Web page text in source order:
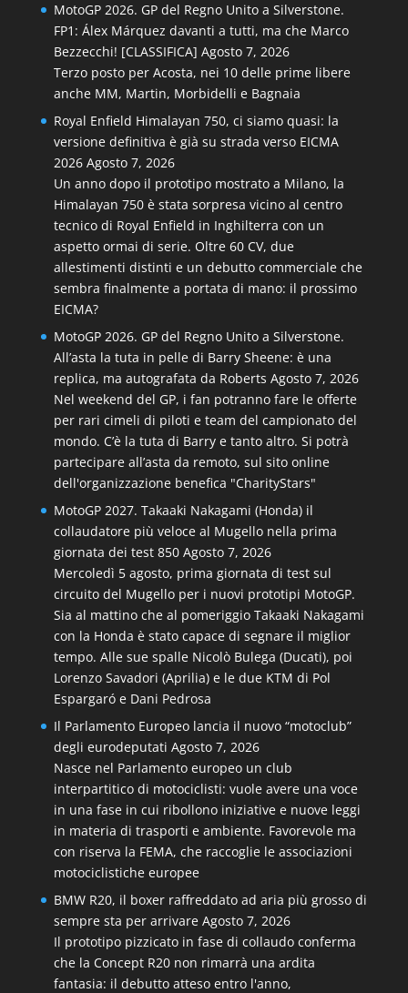
MotoGP 2026. GP del Regno Unito a Silverstone.
FP1: Álex Márquez davanti a tutti, ma che Marco
Bezzecchi! [CLASSIFICA] Agosto 7, 2026
Terzo posto per Acosta, nei 10 delle prime libere
anche MM, Martin, Morbidelli e Bagnaia
Royal Enfield Himalayan 750, ci siamo quasi: la
versione definitiva è già su strada verso EICMA
2026 Agosto 7, 2026
Un anno dopo il prototipo mostrato a Milano, la
Himalayan 750 è stata sorpresa vicino al centro
tecnico di Royal Enfield in Inghilterra con un
aspetto ormai di serie. Oltre 60 CV, due
allestimenti distinti e un debutto commerciale che
sembra finalmente a portata di mano: il prossimo
EICMA?
MotoGP 2026. GP del Regno Unito a Silverstone.
All’asta la tuta in pelle di Barry Sheene: è una
replica, ma autografata da Roberts Agosto 7, 2026
Nel weekend del GP, i fan potranno fare le offerte
per rari cimeli di piloti e team del campionato del
mondo. C’è la tuta di Barry e tanto altro. Si potrà
partecipare all’asta da remoto, sul sito online
dell'organizzazione benefica "CharityStars"
MotoGP 2027. Takaaki Nakagami (Honda) il
collaudatore più veloce al Mugello nella prima
giornata dei test 850 Agosto 7, 2026
Mercoledì 5 agosto, prima giornata di test sul
circuito del Mugello per i nuovi prototipi MotoGP.
Sia al mattino che al pomeriggio Takaaki Nakagami
con la Honda è stato capace di segnare il miglior
tempo. Alle sue spalle Nicolò Bulega (Ducati), poi
Lorenzo Savadori (Aprilia) e le due KTM di Pol
Espargaró e Dani Pedrosa
Il Parlamento Europeo lancia il nuovo “motoclub”
degli eurodeputati Agosto 7, 2026
Nasce nel Parlamento europeo un club
interpartitico di motociclisti: vuole avere una voce
in una fase in cui ribollono iniziative e nuove leggi
in materia di trasporti e ambiente. Favorevole ma
con riserva la FEMA, che raccoglie le associazioni
motociclistiche europee
BMW R20, il boxer raffreddato ad aria più grosso di
sempre sta per arrivare Agosto 7, 2026
Il prototipo pizzicato in fase di collaudo conferma
che la Concept R20 non rimarrà una ardita
fantasia: il debutto atteso entro l'anno,